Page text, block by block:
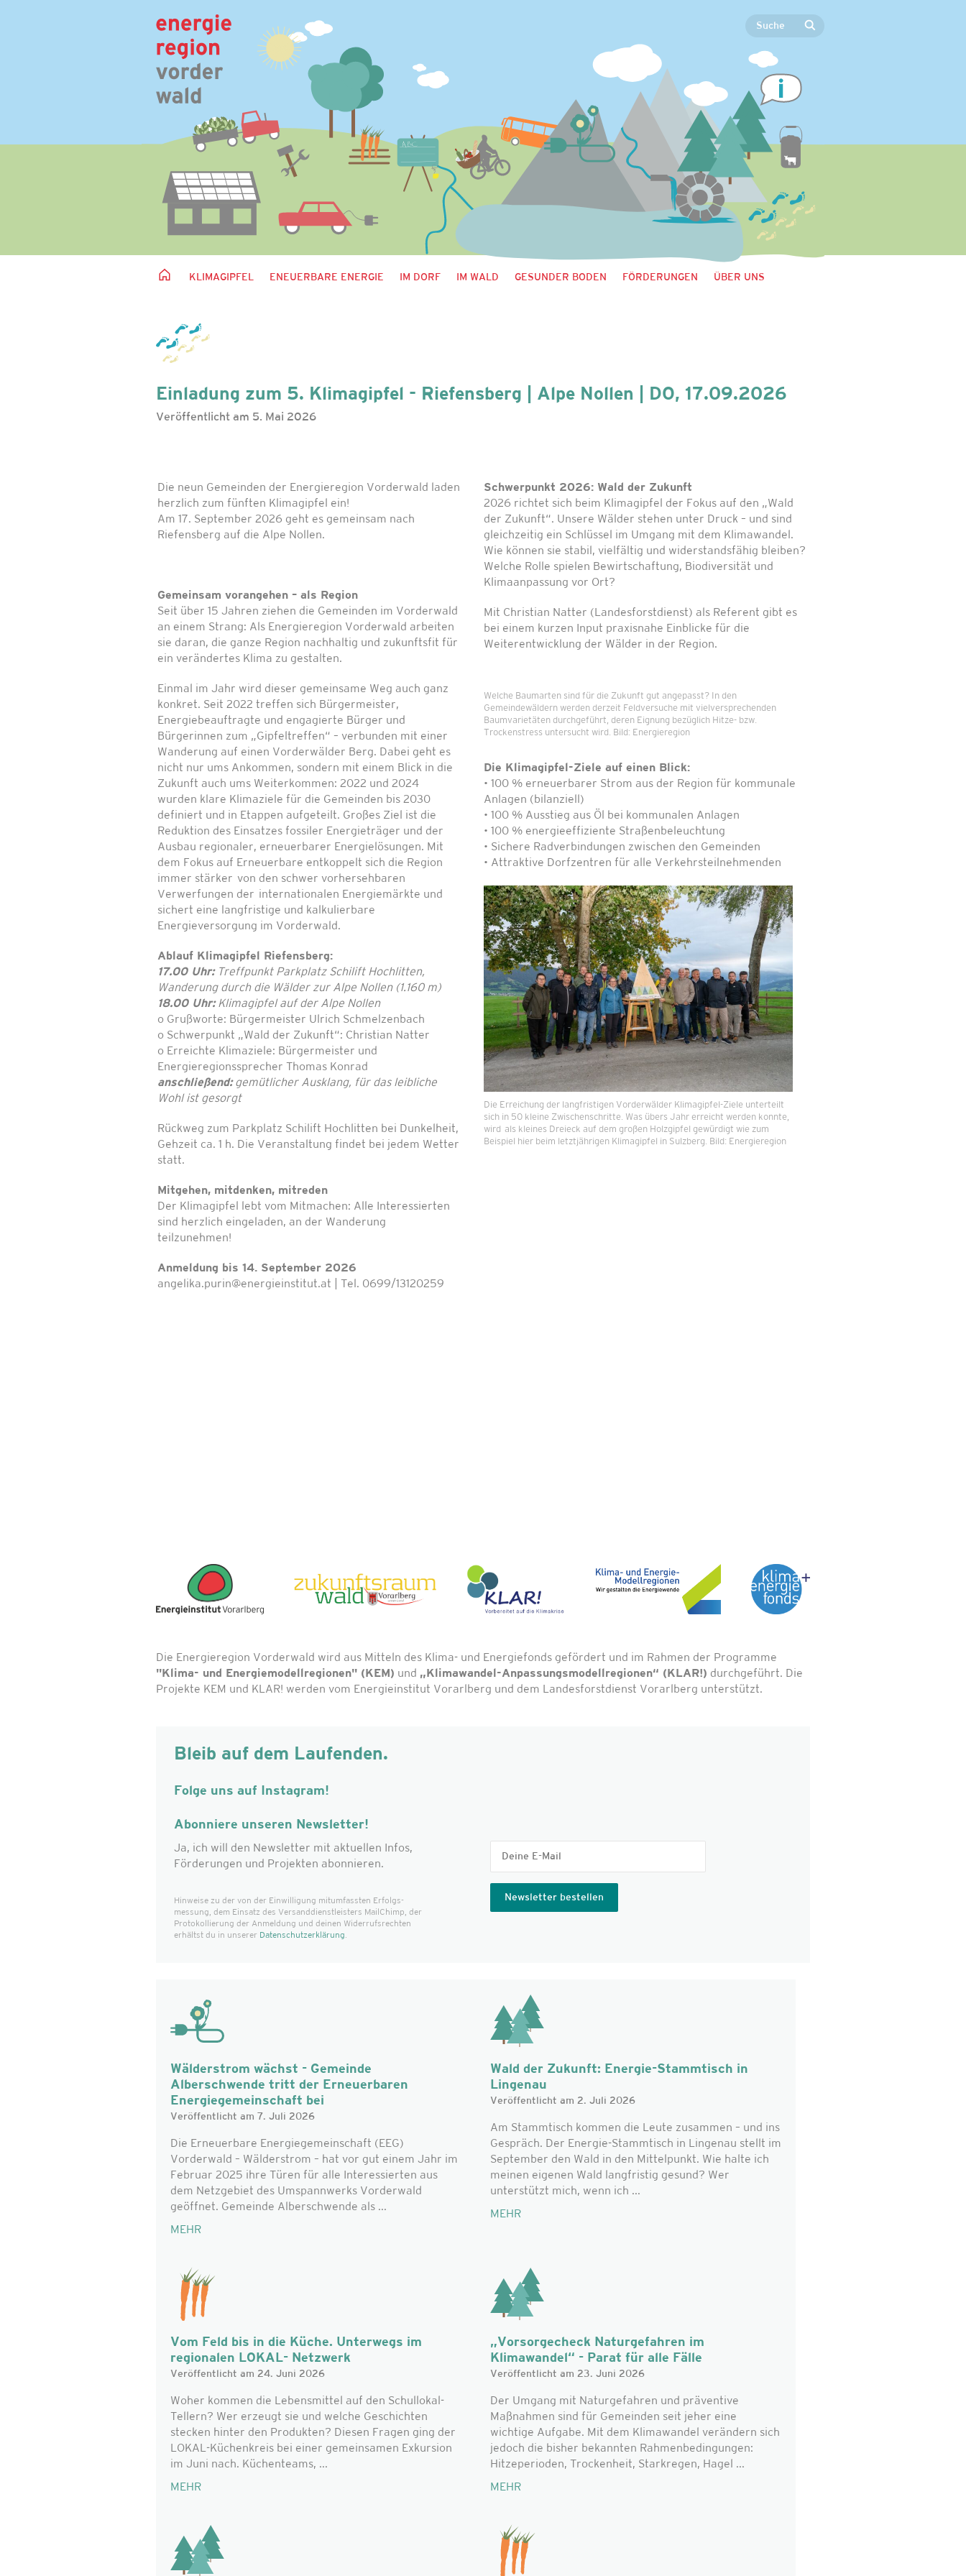
KLIMAGIPFEL ENEUERBARE ENERGIE IM DORF IM WALD GESUNDER BODEN FÖRDERUNGEN ÜBER UNS
Einladung zum 5. Klimagipfel - Riefensberg | Alpe Nollen | DO, 17.09.2026
Veröffentlicht am 5. Mai 2026
Die neun Gemeinden der Energieregion Vorderwald laden
herzlich zum fünften Klimagipfel ein!
Am 17. September 2026 geht es gemeinsam nach
Riefensberg auf die Alpe Nollen.
Gemeinsam vorangehen – als Region
Seit über 15 Jahren ziehen die Gemeinden im Vorderwald
an einem Strang: Als Energieregion Vorderwald arbeiten
sie daran, die ganze Region nachhaltig und zukunftsfit für
ein verändertes Klima zu gestalten.
Einmal im Jahr wird dieser gemeinsame Weg auch ganz
konkret. Seit 2022 treffen sich Bürgermeister,
Energiebeauftragte und engagierte Bürger und
Bürgerinnen zum „Gipfeltreffen“ – verbunden mit einer
Wanderung auf einen Vorderwälder Berg. Dabei geht es
nicht nur ums Ankommen, sondern mit einem Blick in die
Zukunft auch ums Weiterkommen: 2022 und 2024
wurden klare Klimaziele für die Gemeinden bis 2030
definiert und in Etappen aufgeteilt. Großes Ziel ist die
Reduktion des Einsatzes fossiler Energieträger und der
Ausbau regionaler, erneuerbarer Energielösungen. Mit
dem Fokus auf Erneuerbare entkoppelt sich die Region
immer stärker von den schwer vorhersehbaren
Verwerfungen der internationalen Energiemärkte und
sichert eine langfristige und kalkulierbare
Energieversorgung im Vorderwald.
Ablauf Klimagipfel Riefensberg:
17.00 Uhr:Treffpunkt Parkplatz Schilift Hochlitten,
Wanderung durch die Wälder zur Alpe Nollen (1.160 m)
18.00 Uhr:Klimagipfel auf der Alpe Nollen
o Grußworte: Bürgermeister Ulrich Schmelzenbach
o Schwerpunkt „Wald der Zukunft“: Christian Natter
o Erreichte Klimaziele: Bürgermeister und
Energieregionssprecher Thomas Konrad
anschließend:gemütlicher Ausklang, für das leibliche
Wohl ist gesorgt
Rückweg zum Parkplatz Schilift Hochlitten bei Dunkelheit,
Gehzeit ca. 1 h. Die Veranstaltung findet bei jedem Wetter
statt.
Mitgehen, mitdenken, mitreden
Der Klimagipfel lebt vom Mitmachen: Alle Interessierten
sind herzlich eingeladen, an der Wanderung
teilzunehmen!
Anmeldung bis 14. September 2026
angelika.purin@energieinstitut.at | Tel. 0699/13120259
Schwerpunkt 2026: Wald der Zukunft
2026 richtet sich beim Klimagipfel der Fokus auf den „Wald
der Zukunft“. Unsere Wälder stehen unter Druck – und sind
gleichzeitig ein Schlüssel im Umgang mit dem Klimawandel.
Wie können sie stabil, vielfältig und widerstandsfähig bleiben?
Welche Rolle spielen Bewirtschaftung, Biodiversität und
Klimaanpassung vor Ort?
Mit Christian Natter (Landesforstdienst) als Referent gibt es
bei einem kurzen Input praxisnahe Einblicke für die
Weiterentwicklung der Wälder in der Region.
Welche Baumarten sind für die Zukunft gut angepasst? In den
Gemeindewäldern werden derzeit Feldversuche mit vielversprechenden
Baumvarietäten durchgeführt, deren Eignung bezüglich Hitze- bzw.
Trockenstress untersucht wird. Bild: Energieregion
Die Klimagipfel-Ziele auf einen Blick:
• 100 % erneuerbarer Strom aus der Region für kommunale
Anlagen (bilanziell)
• 100 % Ausstieg aus Öl bei kommunalen Anlagen
• 100 % energieeffiziente Straßenbeleuchtung
• Sichere Radverbindungen zwischen den Gemeinden
• Attraktive Dorfzentren für alle Verkehrsteilnehmenden
Die Erreichung der langfristigen Vorderwälder Klimagipfel-Ziele unterteilt
sich in 50 kleine Zwischenschritte. Was übers Jahr erreicht werden konnte,
wird als kleines Dreieck auf dem großen Holzgipfel gewürdigt wie zum
Beispiel hier beim letztjährigen Klimagipfel in Sulzberg. Bild: Energieregion
Die Energieregion Vorderwald wird aus Mitteln des Klima- und Energiefonds gefördert und im Rahmen der Programme
"Klima- und Energiemodellregionen" (KEM) und „Klimawandel-Anpassungsmodellregionen“ (KLAR!) durchgeführt. Die
Projekte KEM und KLAR! werden vom Energieinstitut Vorarlberg und dem Landesforstdienst Vorarlberg unterstützt.
Bleib auf dem Laufenden.
Folge uns auf Instagram!
Abonniere unseren Newsletter!
Ja, ich will den Newsletter mit aktuellen Infos,
Förderungen und Projekten abonnieren.
Hinweise zu der von der Einwilligung mitumfassten Erfolgs­
messung, dem Einsatz des Versanddienst­leisters MailChimp, der
Protokollierung der Anmeldung und deinen Widerrufsrechten
erhältst du in unserer Datenschutzerklärung.
Wälderstrom wächst - Gemeinde
Alberschwende tritt der Erneuerbaren
Energiegemeinschaft bei
Veröffentlicht am 7. Juli 2026
Die Erneuerbare Energiegemeinschaft (EEG)
Vorderwald – Wälderstrom – hat vor gut einem Jahr im
Februar 2025 ihre Türen für alle Interessierten aus
dem Netzgebiet des Umspannwerks Vorderwald
geöffnet. Gemeinde Alberschwende als ...
MEHR
Wald der Zukunft: Energie-Stammtisch in
Lingenau
Veröffentlicht am 2. Juli 2026
Am Stammtisch kommen die Leute zusammen – und ins
Gespräch. Der Energie-Stammtisch in Lingenau stellt im
September den Wald in den Mittelpunkt. Wie halte ich
meinen eigenen Wald langfristig gesund? Wer
unterstützt mich, wenn ich ...
MEHR
Vom Feld bis in die Küche. Unterwegs im
regionalen LOKAL- Netzwerk
Veröffentlicht am 24. Juni 2026
Woher kommen die Lebensmittel auf den Schullokal-
Tellern? Wer erzeugt sie und welche Geschichten
stecken hinter den Produkten? Diesen Fragen ging der
LOKAL-Küchenkreis bei einer gemeinsamen Exkursion
im Juni nach. Küchenteams, ...
MEHR
„Vorsorgecheck Naturgefahren im
Klimawandel“ - Parat für alle Fälle
Veröffentlicht am 23. Juni 2026
Der Umgang mit Naturgefahren und präventive
Maßnahmen sind für Gemeinden seit jeher eine
wichtige Aufgabe. Mit dem Klimawandel verändern sich
jedoch die bisher bekannten Rahmenbedingungen:
Hitzeperioden, Trockenheit, Starkregen, Hagel ...
MEHR